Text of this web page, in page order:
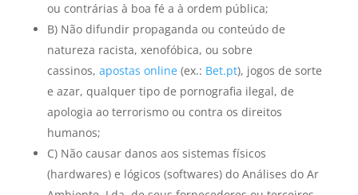
ou contrárias à boa fé a à ordem pública;
B) Não difundir propaganda ou conteúdo de
natureza racista, xenofóbica, ou sobre
cassinos, apostas online (ex.: Bet.pt), jogos de sorte
e azar, qualquer tipo de pornografia ilegal, de
apologia ao terrorismo ou contra os direitos
humanos;
C) Não causar danos aos sistemas físicos
(hardwares) e lógicos (softwares) do Análises do Ar